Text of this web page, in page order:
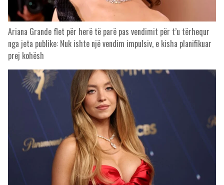
Ariana Grande flet për herë të parë pas vendimit për t’u tërhequr
nga jeta publike: Nuk ishte një vendim impulsiv, e kisha planifikuar
prej kohësh